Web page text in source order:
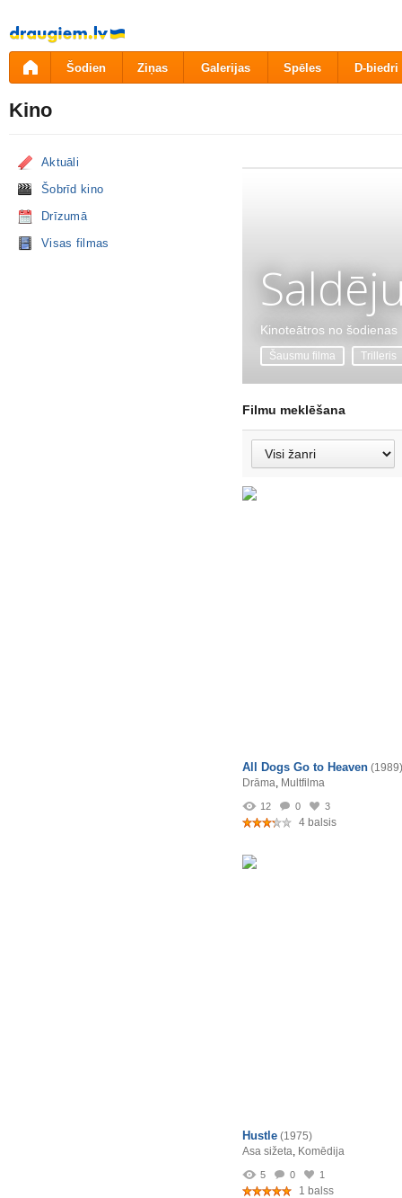
Pāriet
uz
saturu
Šodien Ziņas Galerijas Spēles D-biedri
Kino
Aktuāli
Šobrīd kino
Drīzumā
Visas filmas
Kinoteātros no šodienas
Šausmu filma Trilleris
Filmu meklēšana
All Dogs Go to Heaven (1989)
Drāma, Multfilma
12 0 3
4 balsis
Hustle (1975)
Asa sižeta, Komēdija
5 0 1
1 balss